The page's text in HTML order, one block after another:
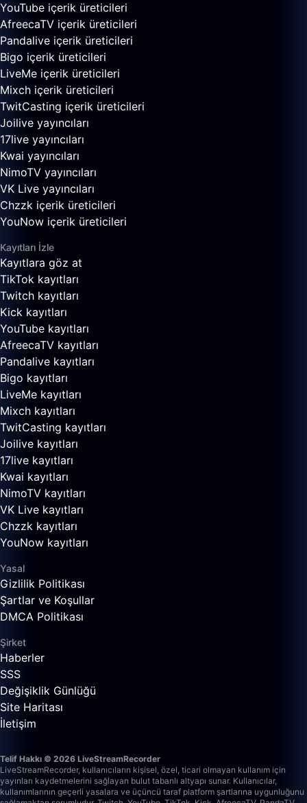
YouTube içerik üreticileri
AfreecaTV içerik üreticileri
Pandalive içerik üreticileri
Bigo içerik üreticileri
LiveMe içerik üreticileri
Mixch içerik üreticileri
TwitCasting içerik üreticileri
Joilive yayıncıları
17live yayıncıları
Kwai yayıncıları
NimoTV yayıncıları
VK Live yayıncıları
Chzzk içerik üreticileri
YouNow içerik üreticileri
Kayıtları İzle
Kayıtlara göz at
TikTok kayıtları
Twitch kayıtları
Kick kayıtları
YouTube kayıtları
AfreecaTV kayıtları
Pandalive kayıtları
Bigo kayıtları
LiveMe kayıtları
Mixch kayıtları
TwitCasting kayıtları
Joilive kayıtları
17live kayıtları
Kwai kayıtları
NimoTV kayıtları
VK Live kayıtları
Chzzk kayıtları
YouNow kayıtları
Yasal
Gizlilik Politikası
Şartlar ve Koşullar
DMCA Politikası
Şirket
Haberler
SSS
Değişiklik Günlüğü
Site Haritası
İletişim
Telif Hakkı © 2026 LiveStreamRecorder
LiveStreamRecorder, kullanıcıların kişisel, özel, ticari olmayan kullanım için
yayınları kaydetmelerini sağlayan bulut tabanlı altyapı sunar. Kullanıcılar,
kullanımlarının geçerli yasalara ve üçüncü taraf platform şartlarına uygunluğunu